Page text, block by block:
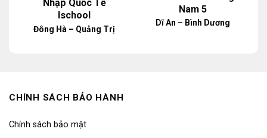
Nhập Quốc Tế
Ischool
Đông Hà – Quảng Trị
Nam 5
Dĩ An – Bình Dương
CHÍNH SÁCH BẢO HÀNH
Chính sách bảo mật